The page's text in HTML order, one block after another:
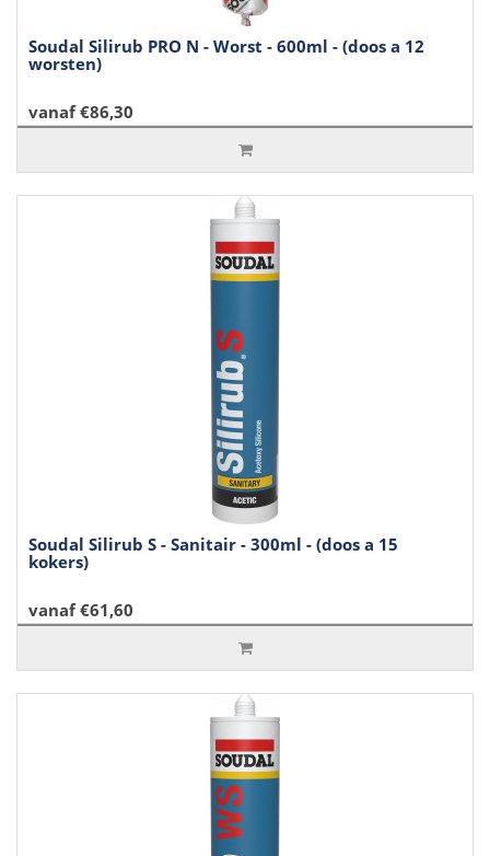
Soudal Silirub PRO N - Worst - 600ml - (doos a 12
worsten)
vanaf €86,30
Soudal Silirub S - Sanitair - 300ml - (doos a 15
kokers)
vanaf €61,60